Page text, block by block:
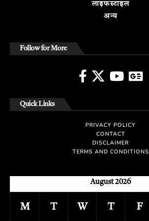
लाइफस्टाइल
अन्य
Follow for More
Quick Links
PRIVACY POLICY
CONTACT
DISCLAIMER
TERMS AND CONDITIONS
August 2026
M T W T F